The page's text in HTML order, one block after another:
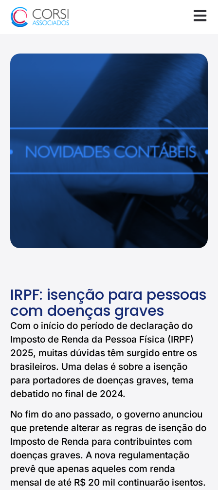
IRPF: isenção para pessoas
com doenças graves
Com o início do período de declaração do
Imposto de Renda da Pessoa Física (IRPF)
2025, muitas dúvidas têm surgido entre os
brasileiros. Uma delas é sobre a isenção
para portadores de doenças graves, tema
debatido no final de 2024.
No fim do ano passado, o governo anunciou
que pretende alterar as regras de isenção do
Imposto de Renda para contribuintes com
doenças graves. A nova regulamentação
prevê que apenas aqueles com renda
mensal de até R$ 20 mil continuarão isentos.